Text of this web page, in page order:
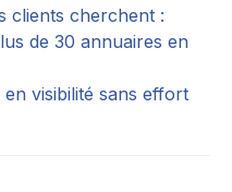
clients cherchent :
de 30 annuaires en
visibilité sans effort